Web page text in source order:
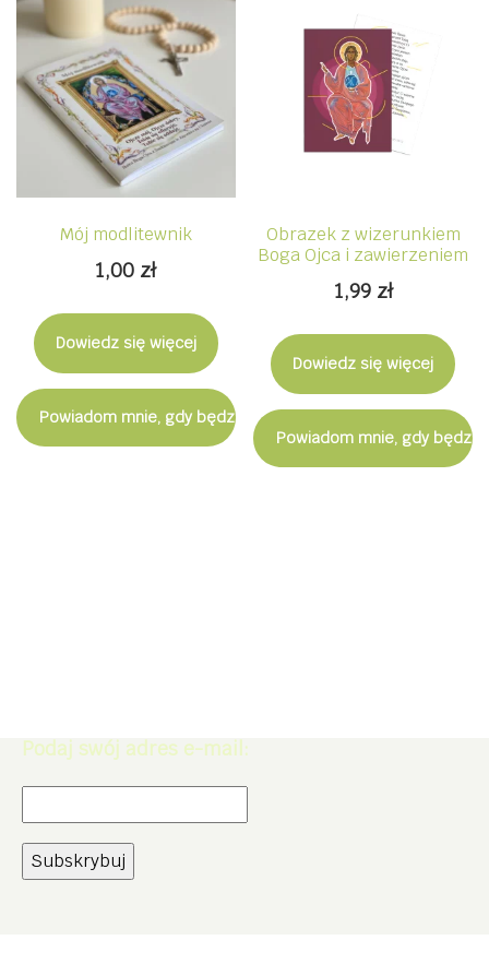
Mój modlitewnik
1,00 zł
Dowiedz się więcej
Powiadom mnie, gdy będzie dostępny
Obrazek z wizerunkiem
Boga Ojca i zawierzeniem
1,99 zł
Dowiedz się więcej
Powiadom mnie, gdy
Podaj swój adres e-mail: